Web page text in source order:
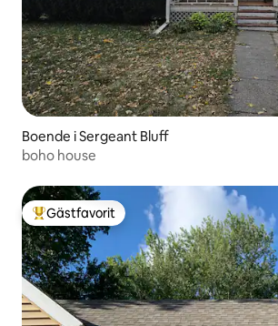
Boende i Sergeant Bluff
boho house
Populär gästfavorit
Gästfavorit